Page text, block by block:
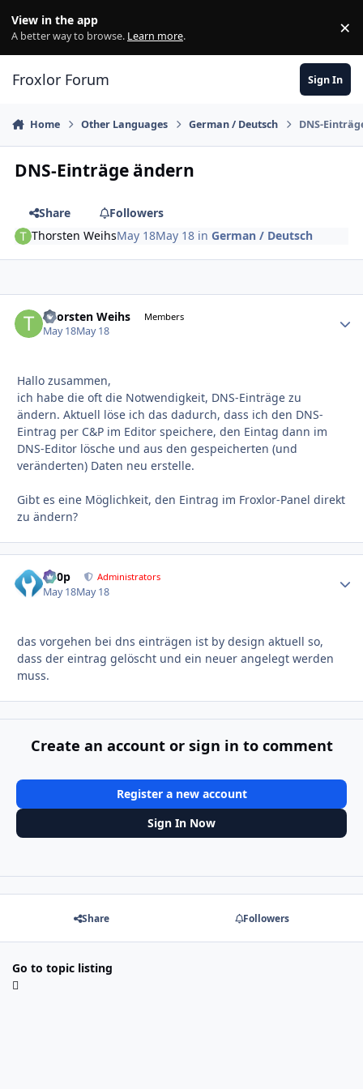
View in the app
A better way to browse. Learn more. ×
Froxlor Forum Sign In
Home Other Languages German / Deutsch DNS-
DNS-Einträge ändern
Share
Followers
Thorsten WeihsMay 18May 18 inGerman / Deutsch
Thorsten Weihs Members
May 18May 18
Hallo zusammen,
ich habe die oft die Notwendigkeit, DNS-Einträge zu
ändern. Aktuell löse ich das dadurch, dass ich den DNS-
Eintrag per C&P im Editor speichere, den Eintag dann im
DNS-Editor lösche und aus den gespeicherten (und
veränderten) Daten neu erstelle.
Gibt es eine Möglichkeit, den Eintrag im Froxlor-Panel direkt
zu ändern?
d00p Administrators
May 18May 18
das vorgehen bei dns einträgen ist by design aktuell so,
dass der eintrag gelöscht und ein neuer angelegt werden
muss.
Create an account or sign in to comment
Register a new account
Sign In Now
Share Followers
Go to topic listing